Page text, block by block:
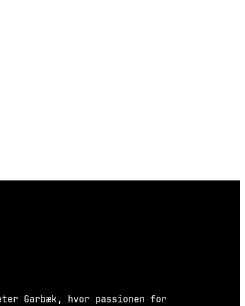
Garbæk, hvor passionen for